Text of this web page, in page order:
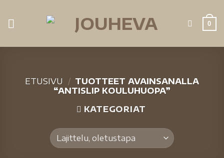
0
ETUSIVU / TUOTTEET AVAINSANALLA
“ANTISLIP KOULUHUOPA”
KATEGORIAT